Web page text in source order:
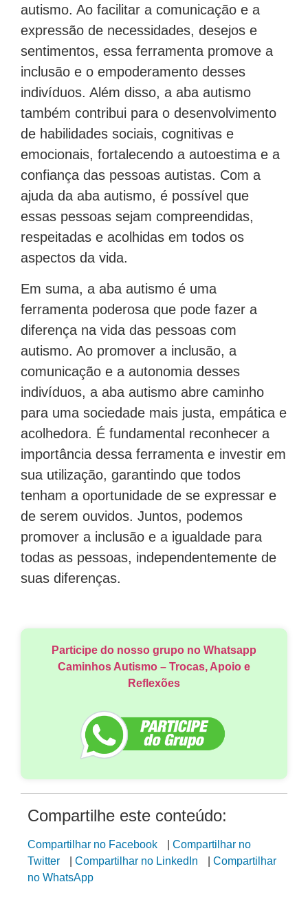
autismo. Ao facilitar a comunicação e a
expressão de necessidades, desejos e
sentimentos, essa ferramenta promove a
inclusão e o empoderamento desses
indivíduos. Além disso, a aba autismo
também contribui para o desenvolvimento
de habilidades sociais, cognitivas e
emocionais, fortalecendo a autoestima e a
confiança das pessoas autistas. Com a
ajuda da aba autismo, é possível que
essas pessoas sejam compreendidas,
respeitadas e acolhidas em todos os
aspectos da vida.
Em suma, a aba autismo é uma
ferramenta poderosa que pode fazer a
diferença na vida das pessoas com
autismo. Ao promover a inclusão, a
comunicação e a autonomia desses
indivíduos, a aba autismo abre caminho
para uma sociedade mais justa, empática e
acolhedora. É fundamental reconhecer a
importância dessa ferramenta e investir em
sua utilização, garantindo que todos
tenham a oportunidade de se expressar e
de serem ouvidos. Juntos, podemos
promover a inclusão e a igualdade para
todas as pessoas, independentemente de
suas diferenças.
Participe do nosso grupo no Whatsapp
Caminhos Autismo – Trocas, Apoio e
Reflexões
Compartilhe este conteúdo:
Compartilhar no Facebook
Compartilhar no
Twitter
Compartilhar no LinkedIn
Compartilhar
no WhatsApp